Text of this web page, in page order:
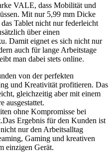
VALE, dass Mobilität und
Mit nur 5,99 mm Dicke
Tablet nicht nur federleicht
über einen
Damit eignet es sich nicht nur
auch für lange Arbeitstage
man dabei stets online.
von der perfekten
und Kreativität profitieren. Das
gleichzeitig aber mit einem
ausgestattet.
ohne Kompromisse bei
Ergebnis für den Kunden ist
nur den Arbeitsalltag
Gaming und kreativen
einzigen Gerät.